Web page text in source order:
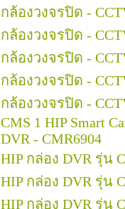
กล้องวงจรปิด -
กล้องวงจรปิด -
กล้องวงจรปิด -
กล้องวงจรปิด -
กล้องวงจรปิด -
CMS 1 HIP Smart
DVR - CMR6904
HIP กล่อง DVR รุ่น
HIP กล่อง DVR รุ่น
HIP กล่อง DVR รุ่น